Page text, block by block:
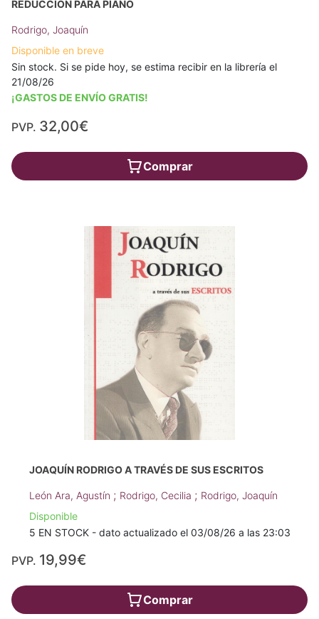
REDUCCIÓN PARA PIANO
Rodrigo, Joaquín
Disponible en breve
Sin stock. Si se pide hoy, se estima recibir en la librería el
21/08/26
¡GASTOS DE ENVÍO GRATIS!
PVP. 32,00€
Comprar
JOAQUÍN RODRIGO A TRAVÉS DE SUS ESCRITOS
León Ara, Agustín ; Rodrigo, Cecilia ; Rodrigo, Joaquín
Disponible
5 EN STOCK - dato actualizado el 03/08/26 a las 23:03
PVP. 19,99€
Comprar